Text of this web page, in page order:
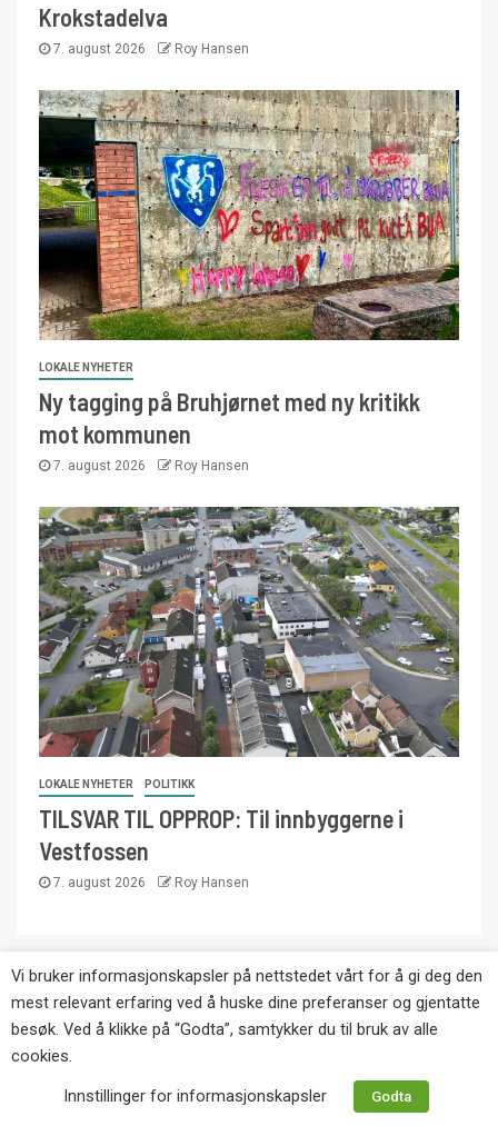
Krokstadelva
7. august 2026 Roy Hansen
LOKALE NYHETER
Ny tagging på Bruhjørnet med ny kritikk
mot kommunen
7. august 2026 Roy Hansen
LOKALE NYHETER POLITIKK
TILSVAR TIL OPPROP: Til innbyggerne i
Vestfossen
7. august 2026 Roy Hansen
Copyright © Eikernytt.no utgis av Roy’s
Pressetjeneste. Kopiering av tekst, bilder og
annonser er ikke tillatt uten etter avtale med utgiver.
Websiden er laget i samarbeid med:
Vi bruker informasjonskapsler på nettstedet vårt for å gi deg den
mest relevant erfaring ved å huske dine preferanser og gjentatte
besøk. Ved å klikke på “Godta”, samtykker du til bruk av alle
cookies.
Innstillinger for informasjonskapsler
Godta